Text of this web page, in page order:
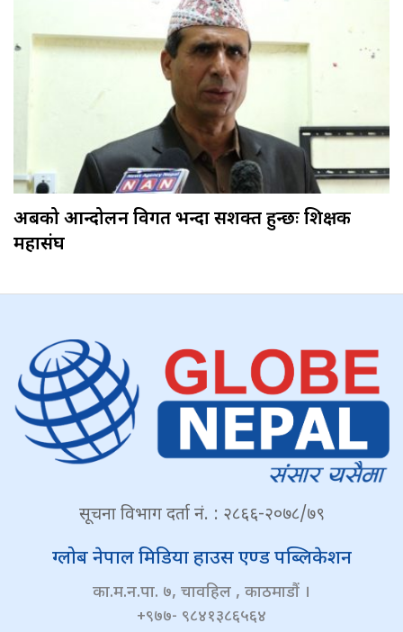
अबको आन्दोलन विगत भन्दा सशक्त हुन्छः शिक्षक
महासंघ
सूचना विभाग दर्ता नं. : २८६६-२०७८/७९
ग्लोब नेपाल मिडिया हाउस एण्ड पब्लिकेशन
का.म.न.पा. ७, चावहिल , काठमाडौं ।
+९७७- ९८४१३८६५६४